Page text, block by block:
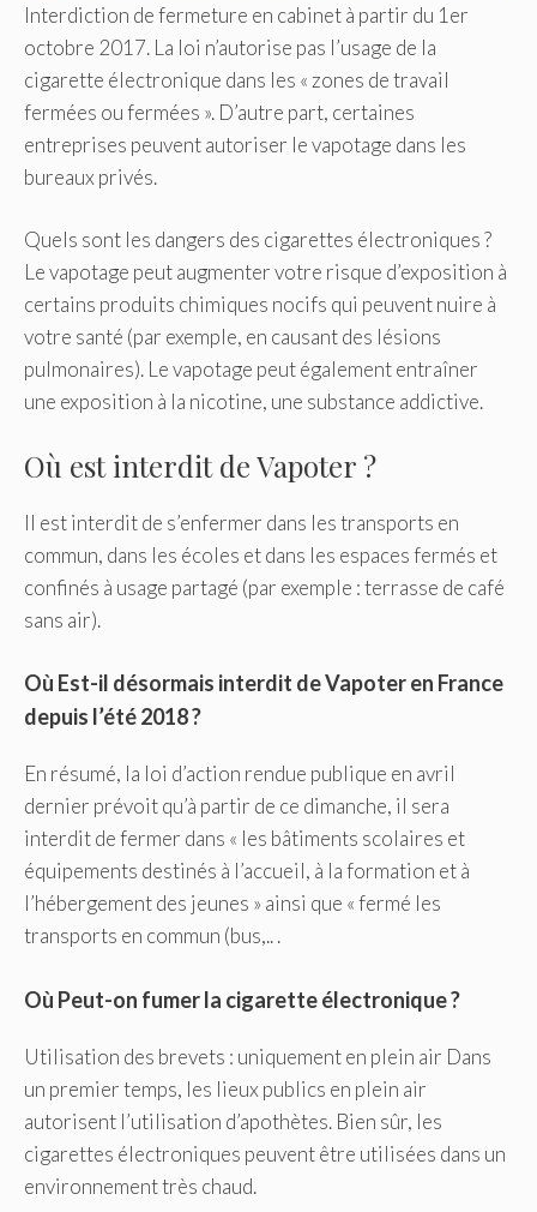
Interdiction de fermeture en cabinet à partir du 1er
octobre 2017. La loi n’autorise pas l’usage de la
cigarette électronique dans les « zones de travail
fermées ou fermées ». D’autre part, certaines
entreprises peuvent autoriser le vapotage dans les
bureaux privés.
Quels sont les dangers des cigarettes électroniques ?
Le vapotage peut augmenter votre risque d’exposition à
certains produits chimiques nocifs qui peuvent nuire à
votre santé (par exemple, en causant des lésions
pulmonaires). Le vapotage peut également entraîner
une exposition à la nicotine, une substance addictive.
Où est interdit de Vapoter ?
Il est interdit de s’enfermer dans les transports en
commun, dans les écoles et dans les espaces fermés et
confinés à usage partagé (par exemple : terrasse de café
sans air).
Où Est-il désormais interdit de Vapoter en France
depuis l’été 2018 ?
En résumé, la loi d’action rendue publique en avril
dernier prévoit qu’à partir de ce dimanche, il sera
interdit de fermer dans « les bâtiments scolaires et
équipements destinés à l’accueil, à la formation et à
l’hébergement des jeunes » ainsi que « fermé les
transports en commun (bus,.. .
Où Peut-on fumer la cigarette électronique ?
Utilisation des brevets : uniquement en plein air Dans
un premier temps, les lieux publics en plein air
autorisent l’utilisation d’apothètes. Bien sûr, les
cigarettes électroniques peuvent être utilisées dans un
environnement très chaud.